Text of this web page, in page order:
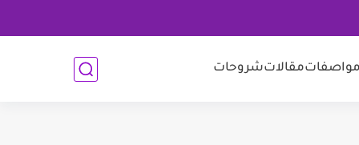
مواصفاتمقالاتشروحات